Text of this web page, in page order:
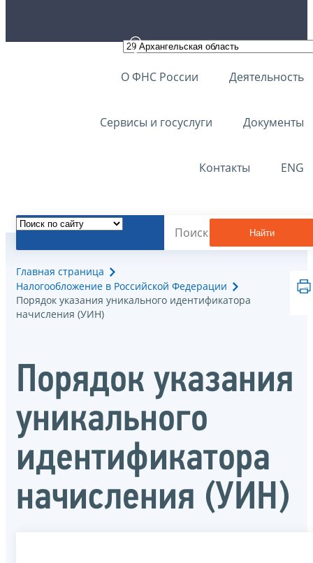
О ФНС России Деятельность
Сервисы и госуслуги Документы
Контакты ENG
Найти
Главная страница
Налогообложение в Российской Федерации
Порядок указания уникального идентификатора
начисления (УИН)
Порядок указания
уникального
идентификатора
начисления (УИН)